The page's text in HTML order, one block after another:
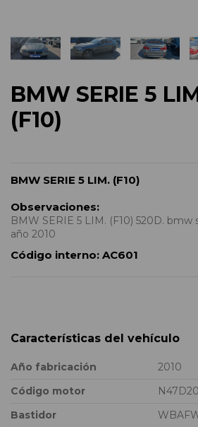
BMW SERIE 5
(F10)
BMW SERIE 5 LIM. (F10)
Observaciones:
BMW SERIE 5 LIM. (F10) 520D. bmw
año 2010
Código interno: AC601
Características del vehículo
Año fabricación
2010
Código motor
Bastidor